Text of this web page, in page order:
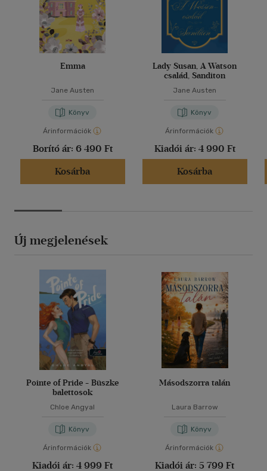
Emma
Jane Austen
Könyv
Árinformációk
Borító ár: 6 490 Ft
Kosárba
Lady Susan, A Watson
család, Sanditon
Jane Austen
Könyv
Árinformációk
Kiadói ár: 4 990 Ft
Kosárba
Új megjelenések
Pointe of Pride - Büszke
balettosok
Chloe Angyal
Könyv
Árinformációk
Kiadói ár: 4 999 Ft
Másodszorra talán
Laura Barrow
Könyv
Árinformációk
Kiadói ár: 5 799 Ft